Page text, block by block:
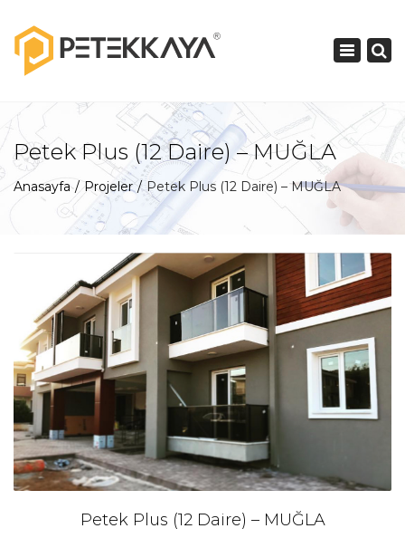
Menüyü
Petek Plus (12 Daire) – MUĞLA
Anasayfa Projeler Petek Plus (12 Daire) – MUĞLA
Petek Plus (12 Daire) – MUĞLA